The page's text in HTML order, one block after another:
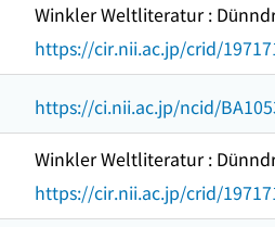
Winkler Weltliteratur :
https://cir.nii.ac.jp/crid/
https://ci.nii.ac.jp/ncid/
Winkler Weltliteratur :
https://cir.nii.ac.jp/crid/